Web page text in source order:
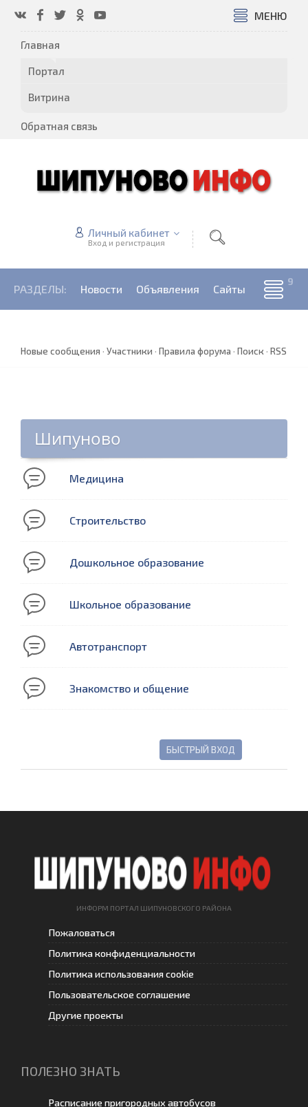
МЕНЮ
Главная
Портал
Витрина
Обратная связь
Личный кабинет
Вход и регистрация
РАЗДЕЛЫ: Новости Объявления Сайты
Новые сообщения · Участники · Правила форума · Поиск · RSS
Шипуново
Медицина
Строительство
Дошкольное образование
Школьное образование
Автотранспорт
Знакомство и общение
ИНФОРМ ПОРТАЛ ШИПУНОВСКОГО РАЙОНА
Пожаловаться
Политика конфиденциальности
Политика использования cookie
Пользовательское соглашение
Другие проекты
ПОЛЕЗНО ЗНАТЬ
Расписание пригородных автобусов